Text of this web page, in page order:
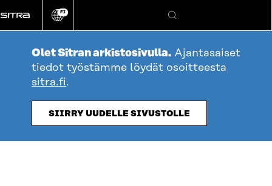
suoraan
sisältöön
Vaihda
kieli
FI
Hae
Olet Sitran arkistosivulla. Ajantasaiset
tiedot työstämme löydät osoitteesta
sitra.fi.
SIIRRY UUDELLE SIVUSTOLLE